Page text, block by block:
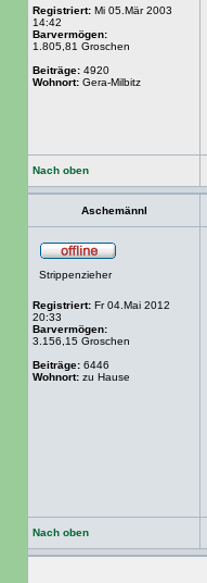
Registriert: Mi 05.Mär 2003
14:42
Barvermögen:
1.805,81 Groschen
Beiträge: 4920
Wohnort: Gera-Milbitz
Nach oben
Aschemännl
Strippenzieher
Registriert: Fr 04.Mai 2012
20:33
Barvermögen:
3.156,15 Groschen
Beiträge: 6446
Wohnort: zu Hause
Nach oben